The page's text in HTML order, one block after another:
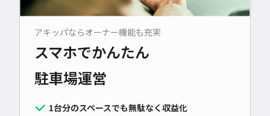
アキッパならオーナー機能も充実
スマホでかんたん
駐車場運営
1台分のスペースでも無駄なく収益化